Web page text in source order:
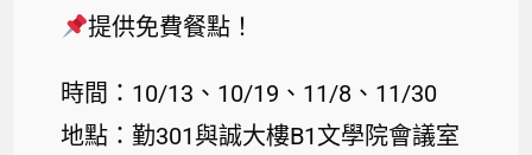
提供免費餐點！
時間：10/13、10/19、11/8、11/30
地點：勤301與誠大樓B1文學院會議室